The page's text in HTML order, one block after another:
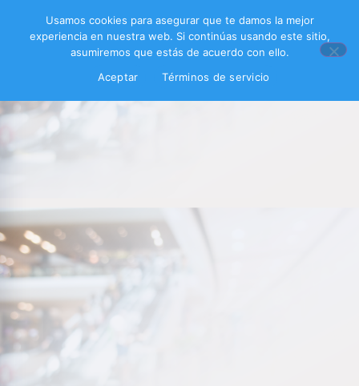
Usamos cookies para asegurar que te damos la mejor
experiencia en nuestra web. Si continúas usando este sitio,
asumiremos que estás de acuerdo con ello.
Aceptar
Términos de servicio